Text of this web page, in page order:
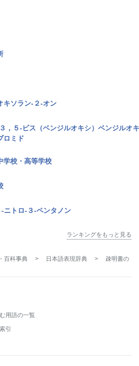
キソラン‐２‐オン
，５‐ビス（ベンジルオキシ）ベンジルオキ
ロミド
学校・高等学校
‐ニトロ‐３‐ペンタノン
ランキングをもっと見る
百科事典 > 日本語表現辞典 > 疎明書の
用語の一覧
引